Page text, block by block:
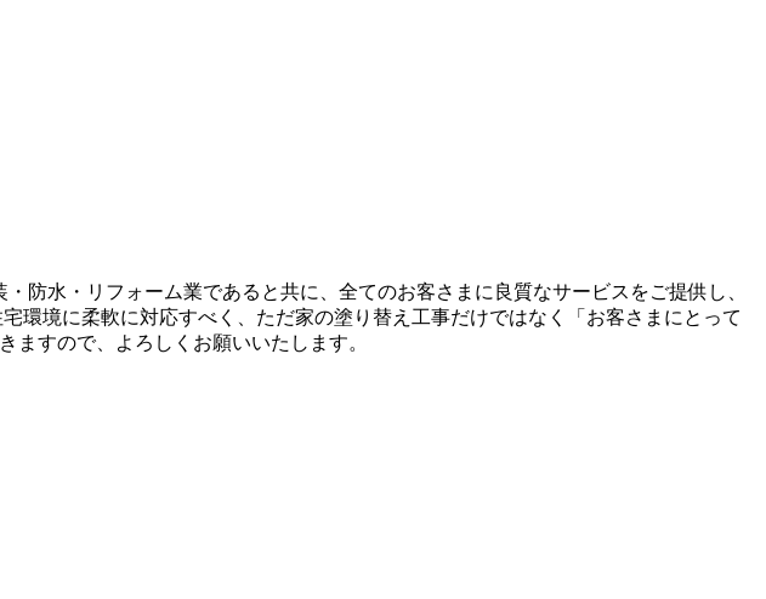
防水・リフォーム業であると共に、全てのお客さまに良質なサービスをご提供し、
環境に柔軟に対応すべく、ただ家の塗り替え工事だけではなく「お客さまにとって
すので、よろしくお願いいたします。